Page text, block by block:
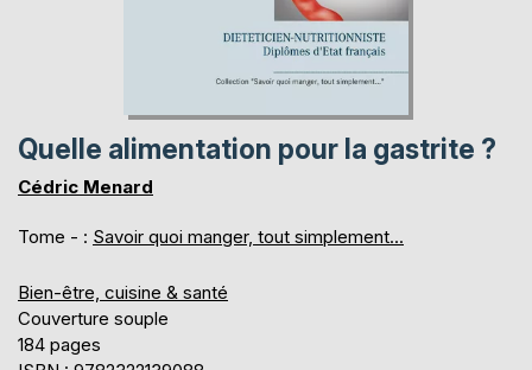
Quelle alimentation pour la gastrite ?
Cédric Menard
Tome - : Savoir quoi manger, tout simplement...
Bien-être, cuisine & santé
Couverture souple
184 pages